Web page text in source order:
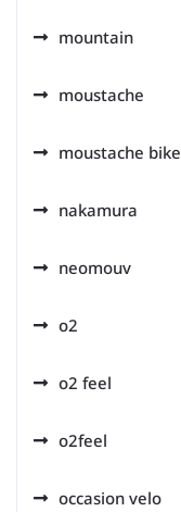
mountain
moustache
moustache
nakamura
neomouv
o2
o2 feel
o2feel
occasion velo